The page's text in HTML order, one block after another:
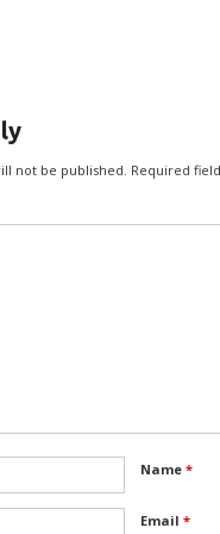
not be published. Required
Name *
Email *